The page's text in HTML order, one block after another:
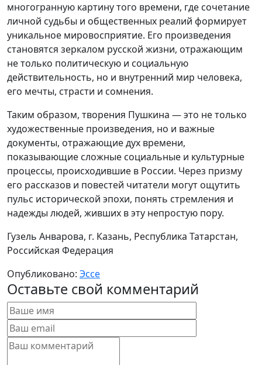
многогранную картину того времени, где сочетание
личной судьбы и общественных реалий формирует
уникальное мировосприятие. Его произведения
становятся зеркалом русской жизни, отражающим
не только политическую и социальную
действительность, но и внутренний мир человека,
его мечты, страсти и сомнения.
Таким образом, творения Пушкина — это не только
художественные произведения, но и важные
документы, отражающие дух времени,
показывающие сложные социальные и культурные
процес­сы, происходившие в России. Через призму
его рассказов и повестей читатели могут ощутить
пульс исторической эпохи, понять стремления и
надежды людей, живших в эту непростую пору.
Гузель Анварова, г. Казань, Республика Татарстан,
Российская Федерация
Опубликовано: Эссе
Оставьте свой комментарий